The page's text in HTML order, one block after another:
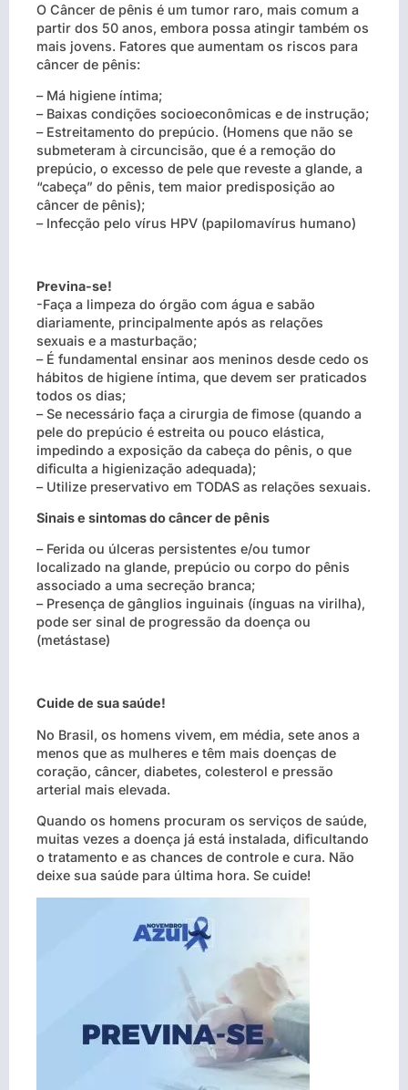
O Câncer de pênis é um tumor raro, mais comum a
partir dos 50 anos, embora possa atingir também os
mais jovens. Fatores que aumentam os riscos para
câncer de pênis:
– Má higiene íntima;
– Baixas condições socioeconômicas e de instrução;
– Estreitamento do prepúcio. (Homens que não se
submeteram à circuncisão, que é a remoção do
prepúcio, o excesso de pele que reveste a glande, a
“cabeça” do pênis, tem maior predisposição ao
câncer de pênis);
– Infecção pelo vírus HPV (papilomavírus humano)
Previna-se!
-Faça a limpeza do órgão com água e sabão
diariamente, principalmente após as relações
sexuais e a masturbação;
– É fundamental ensinar aos meninos desde cedo os
hábitos de higiene íntima, que devem ser praticados
todos os dias;
– Se necessário faça a cirurgia de fimose (quando a
pele do prepúcio é estreita ou pouco elástica,
impedindo a exposição da cabeça do pênis, o que
dificulta a higienização adequada);
– Utilize preservativo em TODAS as relações sexuais.
Sinais e sintomas do câncer de pênis
– Ferida ou úlceras persistentes e/ou tumor
localizado na glande, prepúcio ou corpo do pênis
associado a uma secreção branca;
– Presença de gânglios inguinais (ínguas na virilha),
pode ser sinal de progressão da doença ou
(metástase)
Cuide de sua saúde!
No Brasil, os homens vivem, em média, sete anos a
menos que as mulheres e têm mais doenças de
coração, câncer, diabetes, colesterol e pressão
arterial mais elevada.
Quando os homens procuram os serviços de saúde,
muitas vezes a doença já está instalada, dificultando
o tratamento e as chances de controle e cura. Não
deixe sua saúde para última hora. Se cuide!